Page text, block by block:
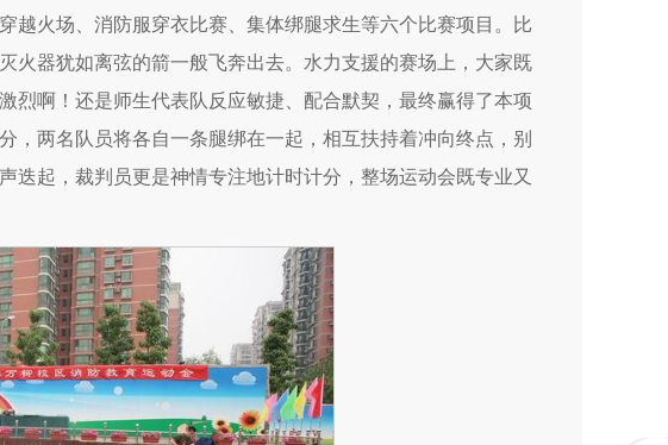
越火场、消防服穿衣比赛、集体绑腿求生等六个比赛项目。比
火器犹如离弦的箭一般飞奔出去。水力支援的赛场上，大家既
烈啊！还是师生代表队反应敏捷、配合默契，最终赢得了本项
，两名队员将各自一条腿绑在一起，相互扶持着冲向终点，别
迭起，裁判员更是神情专注地计时计分，整场运动会既专业又